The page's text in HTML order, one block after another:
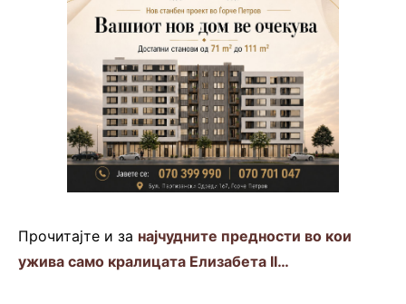
Прочитајте и за најчудните предности во кои
ужива само кралицата Елизабета II…